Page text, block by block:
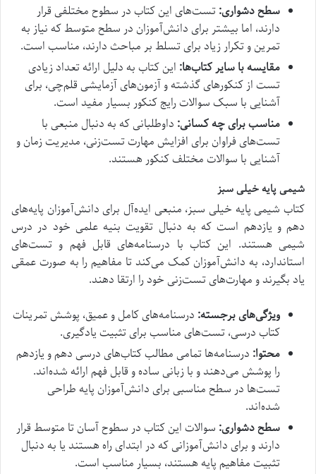
سطح دشواری:تست‌های این کتاب در سطوح مختلفی قرار
دارند، اما بیشتر برای دانش‌آموزان در سطح متوسط که نیاز به
تمرین و تکرار زیاد برای تسلط بر مباحث دارند، مناسب است.
مقایسه با سایر کتاب‌ها: این کتاب به دلیل ارائه تعداد زیادی
تست از کنکورهای گذشته و آزمون‌های آزمایشی قلم‌چی، برای
آشنایی با سبک سوالات رایج کنکور بسیار مفید است.
مناسب برای چه کسانی: داوطلبانی که به دنبال منبعی با
تست‌های فراوان برای افزایش مهارت تست‌زنی، مدیریت زمان و
آشنایی با سوالات مختلف کنکور هستند.
شیمی پایه خیلی سبز
کتاب شیمی پایه خیلی سبز، منبعی ایده‌آل برای دانش‌آموزان پایه‌های
دهم و یازدهم است که به دنبال تقویت بنیه علمی خود در درس
شیمی هستند. این کتاب با درسنامه‌های قابل فهم و تست‌های
استاندارد، به دانش‌آموزان کمک می‌کند تا مفاهیم را به صورت عمقی
یاد بگیرند و مهارت‌های تست‌زنی خود را ارتقا دهند.
ویژگی‌های برجسته: درسنامه‌های کامل و عمیق، پوشش تمرینات
کتاب درسی، تست‌های مناسب برای تثبیت یادگیری.
محتوا: درسنامه‌ها تمامی مطالب کتاب‌های درسی دهم و یازدهم
را پوشش می‌دهند و با زبانی ساده و قابل فهم ارائه شده‌اند.
تست‌ها در سطح مناسبی برای دانش‌آموزان پایه طراحی
شده‌اند.
سطح دشواری: سوالات این کتاب در سطوح آسان تا متوسط قرار
دارند و برای دانش‌آموزانی که در ابتدای راه هستند یا به دنبال
تثبیت مفاهیم پایه هستند، بسیار مناسب است.